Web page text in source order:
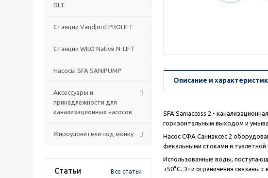
DLT
Станции Vandjord PROLIFT
Станции WILO Native N-LIFT
Насосы SFA SANIPUMP
Аксессуары и
принадлежности для
канализационных насосов
Жироуловители под мойку
Статьи Все статьи
Описание и
SFA Saniaccess 2 -
горизонтальным выходом и
Насос СФА Саниаксес 2
фекальными стоками и туалетной
Использованные воды,
+50°C. Эти ограничения связаны